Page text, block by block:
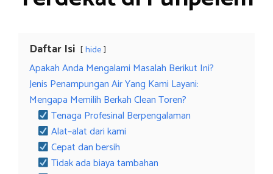
Daftar Isi hide
Apakah Anda Mengalami Masalah Berikut Ini?
Jenis Penampungan Air Yang Kami Layani:
Mengapa Memilih Berkah Clean Toren?
Tenaga Profesinal Berpengalaman
Alat–alat dari kami
Cepat dan bersih
Tidak ada biaya tambahan